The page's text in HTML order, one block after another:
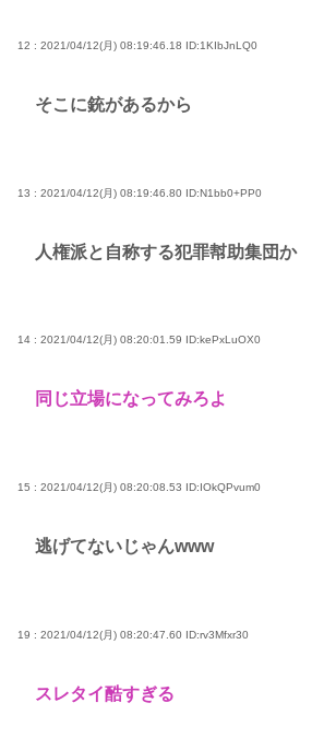
12 : 2021/04/12(月) 08:19:46.18 ID:1KIbJnLQ0
そこに銃があるから
13 : 2021/04/12(月) 08:19:46.80 ID:N1bb0+PP0
人権派と自称する犯罪幇助集団か
14 : 2021/04/12(月) 08:20:01.59 ID:kePxLuOX0
同じ立場になってみろよ
15 : 2021/04/12(月) 08:20:08.53 ID:IOkQPvum0
逃げてないじゃんwww
19 : 2021/04/12(月) 08:20:47.60 ID:rv3Mfxr30
スレタイ酷すぎる